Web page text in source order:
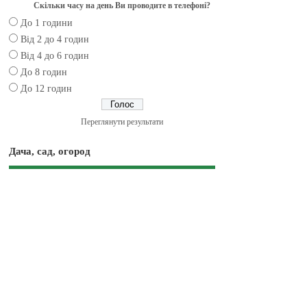
Скільки часу на день Ви проводите в телефоні?
До 1 години
Від 2 до 4 годин
Від 4 до 6 годин
До 8 годин
До 12 годин
Переглянути результати
Дача, сад, огород